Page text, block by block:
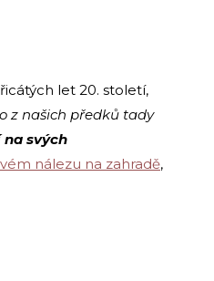
let 20. století,
z našich předků tady
na svých
nálezu na zahradě,